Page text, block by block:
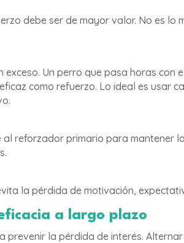
debe ser de mayor valor. No es lo
Un perro que pasa horas
como refuerzo. Lo ideal es usar
reforzador primario para mantener
la pérdida de motivación,
a largo plazo
la pérdida de interés.